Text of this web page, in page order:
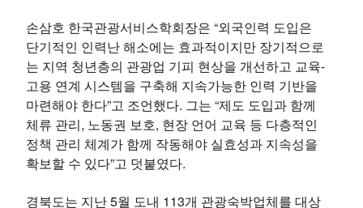
손삼호 한국관광서비스학회장은 “외국인력 도입은
단기적인 인력난 해소에는 효과적이지만 장기적으로
는 지역 청년층의 관광업 기피 현상을 개선하고 교육-
고용 연계 시스템을 구축해 지속가능한 인력 기반을
마련해야 한다”고 조언했다. 그는 “제도 도입과 함께
체류 관리, 노동권 보호, 현장 언어 교육 등 다층적인
정책 관리 체계가 함께 작동해야 실효성과 지속성을
확보할 수 있다”고 덧붙였다.
경북도는 지난 5월 도내 113개 관광숙박업체를 대상